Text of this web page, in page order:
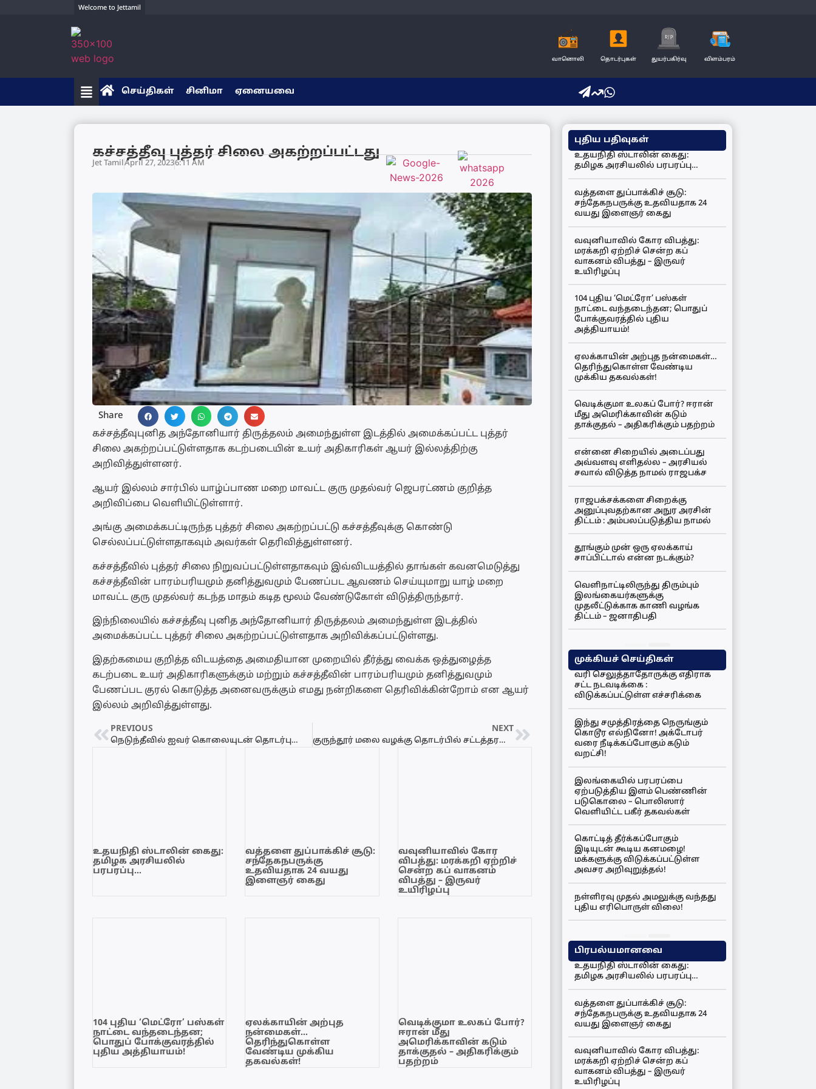
Welcome to Jettamil
வானொலி தொடர்புகள் துயர்பகிர்வு விளம்பரம்
செய்திகள் சினிமா ஏனையவை
கச்சத்தீவு புத்தர் சிலை அகற்றப்பட்டது
Jet TamilApril 27, 20236:11 AM
Share
கச்சத்தீவுபுனித அந்தோனியார் திருத்தலம் அமைந்துள்ள இடத்தில் அமைக்கப்பட்ட புத்தர்
சிலை அகற்றப்பட்டுள்ளதாக கடற்படையின் உயர் அதிகாரிகள் ஆயர் இல்லத்திற்கு
அறிவித்துள்ளனர்.
ஆயர் இல்லம் சார்பில் யாழ்ப்பாண மறை மாவட்ட குரு முதல்வர் ஜெபரட்ணம் குறித்த
அறிவிப்பை வெளியிட்டுள்ளார்.
அங்கு அமைக்கபட்டிருந்த புத்தர் சிலை அகற்றப்பட்டு கச்சத்தீவுக்கு கொண்டு
செல்லப்பட்டுள்ளதாகவும் அவர்கள் தெரிவித்துள்ளனர்.
கச்சத்தீவில் புத்தர் சிலை நிறுவப்பட்டுள்ளதாகவும் இவ்விடயத்தில் தாங்கள் கவனமெடுத்து
கச்சத்தீவின் பாரம்பரியமும் தனித்துவமும் பேணப்பட ஆவணம் செய்யுமாறு யாழ் மறை
மாவட்ட குரு முதல்வர் கடந்த மாதம் கடித மூலம் வேண்டுகோள் விடுத்திருந்தார்.
இந்நிலையில் கச்சத்தீவு புனித அந்தோனியார் திருத்தலம் அமைந்துள்ள இடத்தில்
அமைக்கப்பட்ட புத்தர் சிலை அகற்றப்பட்டுள்ளதாக அறிவிக்கப்பட்டுள்ளது.
இதற்கமைய குறித்த விடயத்தை அமைதியான முறையில் தீர்த்து வைக்க ஒத்துழைத்த
கடற்படை உயர் அதிகாரிகளுக்கும் மற்றும் கச்சத்தீவின் பாரம்பரியமும் தனித்துவமும்
பேணப்பட குரல் கொடுத்த அனைவருக்கும் எமது நன்றிகளை தெரிவிக்கின்றோம் என ஆயர்
இல்லம் அறிவித்துள்ளது.
PREVIOUS
நெடுந்தீவில் ஐவர் கொலையுடன் தொடர்புடைய சந்தேகநபருக்கு மே 9 ஆம் திகதி வரை விளக்கமறியல்
NEXT
குருந்தூர் மலை வழக்கு தொடர்பில் சட்டத்தரணிகள் அரசியல் வாதிகளுக்கு அகத்தி அடிகளார் கோரிக்கை!
உதயநிதி ஸ்டாலின் கைது:
தமிழக அரசியலில்
பரபரப்பு…
வத்தளை துப்பாக்கிச் சூடு:
சந்தேகநபருக்கு
உதவியதாக 24 வயது
இளைஞர் கைது
வவுனியாவில் கோர
விபத்து: மரக்கறி ஏற்றிச்
சென்ற கப் வாகனம்
விபத்து – இருவர்
உயிரிழப்பு
104 புதிய ‘மெட்ரோ’ பஸ்கள்
நாட்டை வந்தடைந்தன;
பொதுப் போக்குவரத்தில்
புதிய அத்தியாயம்!
ஏலக்காயின் அற்புத
நன்மைகள்…
தெரிந்துகொள்ள
வேண்டிய முக்கிய
தகவல்கள்!
வெடிக்குமா உலகப் போர்?
ஈரான் மீது
அமெரிக்காவின் கடும்
தாக்குதல் – அதிகரிக்கும்
பதற்றம்
புதிய பதிவுகள்
உதயநிதி ஸ்டாலின் கைது:
தமிழக அரசியலில் பரபரப்பு…
வத்தளை துப்பாக்கிச் சூடு:
சந்தேகநபருக்கு உதவியதாக 24
வயது இளைஞர் கைது
வவுனியாவில் கோர விபத்து:
மரக்கறி ஏற்றிச் சென்ற கப்
வாகனம் விபத்து – இருவர்
உயிரிழப்பு
104 புதிய ‘மெட்ரோ’ பஸ்கள்
நாட்டை வந்தடைந்தன; பொதுப்
போக்குவரத்தில் புதிய
அத்தியாயம்!
ஏலக்காயின் அற்புத நன்மைகள்…
தெரிந்துகொள்ள வேண்டிய
முக்கிய தகவல்கள்!
வெடிக்குமா உலகப் போர்? ஈரான்
மீது அமெரிக்காவின் கடும்
தாக்குதல் – அதிகரிக்கும் பதற்றம்
என்னை சிறையில் அடைப்பது
அவ்வளவு எளிதல்ல – அரசியல்
சவால் விடுத்த நாமல் ராஜபக்ச
ராஜபக்சக்களை சிறைக்கு
அனுப்புவதற்கான அநுர அரசின்
திட்டம் : அம்பலப்படுத்திய நாமல்
தூங்கும் முன் ஒரு ஏலக்காய்
சாப்பிட்டால் என்ன நடக்கும்?
வெளிநாட்டிலிருந்து திரும்பும்
இலங்கையர்களுக்கு
முதலீட்டுக்காக காணி வழங்க
திட்டம் – ஜனாதிபதி
முக்கியச் செய்திகள்
வரி செலுத்தாதோருக்கு எதிராக
சட்ட நடவடிக்கை :
விடுக்கப்பட்டுள்ள எச்சரிக்கை
இந்து சமுத்திரத்தை நெருங்கும்
கொடூர எல்நினோ! அக்டோபர்
வரை நீடிக்கப்போகும் கடும்
வறட்சி!
இலங்கையில் பரபரப்பை
ஏற்படுத்திய இளம் பெண்ணின்
படுகொலை – பொலிஸார்
வெளியிட்ட பகீர் தகவல்கள்
கொட்டித் தீர்க்கப்போகும்
இடியுடன் கூடிய கனமழை!
மக்களுக்கு விடுக்கப்பட்டுள்ள
அவசர அறிவுறுத்தல்!
நள்ளிரவு முதல் அமலுக்கு வந்தது
புதிய எரிபொருள் விலை!
பிரபல்யமானவை
உதயநிதி ஸ்டாலின் கைது:
தமிழக அரசியலில் பரபரப்பு…
வத்தளை துப்பாக்கிச் சூடு:
சந்தேகநபருக்கு உதவியதாக 24
வயது இளைஞர் கைது
வவுனியாவில் கோர விபத்து:
மரக்கறி ஏற்றிச் சென்ற கப்
வாகனம் விபத்து – இருவர்
உயிரிழப்பு